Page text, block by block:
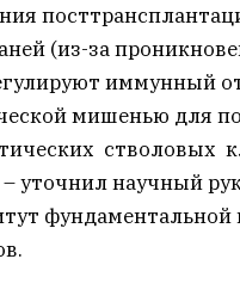
(из-за
иммунный
мишенью для
стволовых
уточнил научный
фундаментальной